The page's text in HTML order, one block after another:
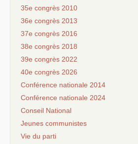
35e congrès 2010
36e congrès 2013
37e congrès 2016
38e congrès 2018
39e congrès 2022
40e congrès 2026
Conférence nationale 2014
Conférence nationale 2024
Conseil National
Jeunes communistes
Vie du parti